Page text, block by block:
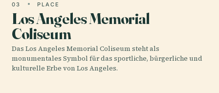
03 PLACE
Los Angeles Memorial
Coliseum
Das Los Angeles Memorial Coliseum steht als
monumentales Symbol für das sportliche, bürgerliche und
kulturelle Erbe von Los Angeles.